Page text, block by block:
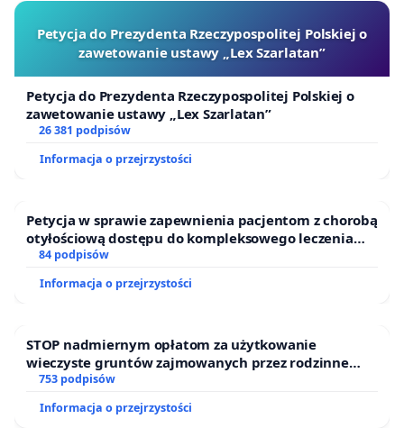
Petycja do Prezydenta Rzeczypospolitej Polskiej o
zawetowanie ustawy „Lex Szarlatan”
Petycja do Prezydenta Rzeczypospolitej Polskiej o
zawetowanie ustawy „Lex Szarlatan”
26 381 podpisów
Informacja o przejrzystości
Petycja w sprawie zapewnienia pacjentom z chorobą
otyłościową dostępu do kompleksowego leczenia
oraz programów profilaktycznych.
84 podpisów
Informacja o przejrzystości
STOP nadmiernym opłatom za użytkowanie
wieczyste gruntów zajmowanych przez rodzinne
ogrody działkowe.
753 podpisów
Informacja o przejrzystości